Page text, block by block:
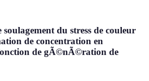
soulagement du stress de couleur
de concentration en
de gÃ©nÃ©ration de